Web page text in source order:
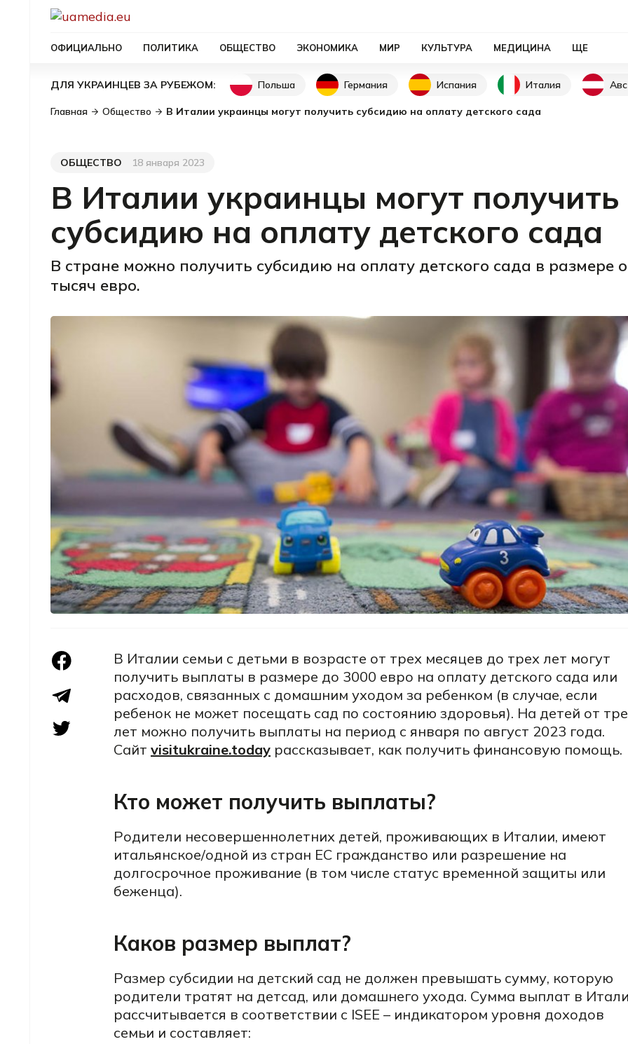
ОФИЦИАЛЬНО ПОЛИТИКА ОБЩЕСТВО ЭКОНОМИКА МИР КУЛЬТУРА МЕДИЦИНА ЩЕ
ДЛЯ УКРАИНЦЕВ ЗА РУБЕЖОМ: Польша Германия Испания Италия
Главная Общество В Италии украинцы могут получить субсидию на оплату детского сада
Категория
ОБЩЕСТВО
Дата публикации
18 января 2023
В Италии украинцы могут получить
субсидию на оплату детского сада
В стране можно получить субсидию на оплату детского сада в размере
тысяч евро.
В Италии семьи с детьми в возрасте от трех месяцев до трех лет могут
получить выплаты в размере до 3000 евро на оплату детского сада или
расходов, связанных с домашним уходом за ребенком (в случае, если
ребенок не может посещать сад по состоянию здоровья). На детей от
лет можно получить выплаты на период с января по август 2023 года.
Сайт visitukraine.today рассказывает, как получить финансовую помощь.
Кто может получить выплаты?
Родители несовершеннолетних детей, проживающих в Италии, имеют
итальянское/одной из стран ЕС гражданство или разрешение на
долгосрочное проживание (в том числе статус временной защиты или
беженца).
Каков размер выплат?
Размер субсидии на детский сад не должен превышать сумму, которую
родители тратят на детсад, или домашнего ухода. Сумма выплат в
рассчитывается в соответствии с ISEE – индикатором уровня доходов
семьи и составляет: